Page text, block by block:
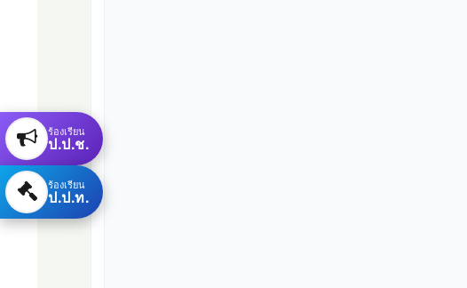
ร้องเรียน
ป.ป.ช.
ร้องเรียน
ป.ป.ท.